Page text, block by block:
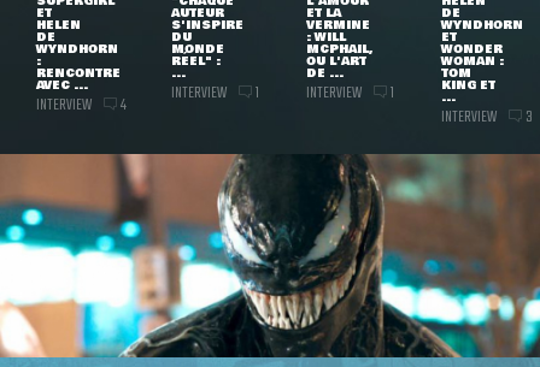
ET
HELEN
DE
WYNDHORN
:
RENCONTRE
AVEC ...
INTERVIEW 4
AUTEUR
S'INSPIRE
DU
MONDE
RÉEL" :
...
INTERVIEW 1
ET LA
VERMINE
: WILL
MCPHAIL,
OU L'ART
DE ...
INTERVIEW 1
DE
WYNDHORN
ET
WONDER
WOMAN :
TOM
KING ET
...
INTERVIEW 3